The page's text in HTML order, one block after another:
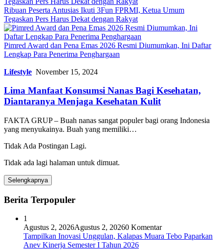
Ribuan Peserta Antusias Ikuti 3Fun FPRMI, Ketua Umum
Tegaskan Pers Harus Dekat dengan Rakyat
Pimred Award dan Pena Emas 2026 Resmi Diumumkan, Ini Daftar
Lengkap Para Penerima Penghargaan
Lifestyle November 15, 2024
Lima Manfaat Konsumsi Nanas Bagi Kesehatan,
Diantaranya Menjaga Kesehatan Kulit
FAKTA GRUP – Buah nanas sangat populer bagi orang Indonesia
yang menyukainya. Buah yang memiliki…
Tidak Ada Postingan Lagi.
Tidak ada lagi halaman untuk dimuat.
Selengkapnya
Berita Terpopuler
1
Agustus 2, 2026Agustus 2, 20260 Komentar
Tampilkan Inovasi Unggulan, Kalapas Muara Tebo Paparkan
Anev Kinerja Semester I Tahun 2026